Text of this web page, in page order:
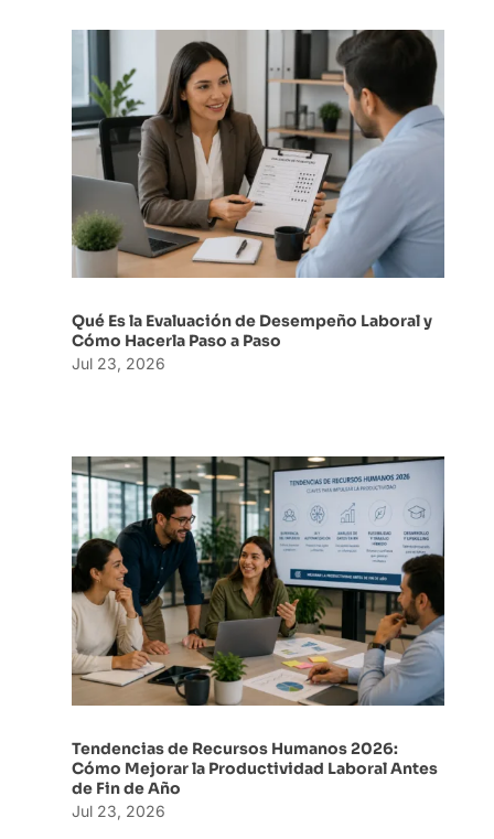
Qué Es la Evaluación de Desempeño Laboral y
Cómo Hacerla Paso a Paso
Jul 23, 2026
Tendencias de Recursos Humanos 2026:
Cómo Mejorar la Productividad Laboral Antes
de Fin de Año
Jul 23, 2026